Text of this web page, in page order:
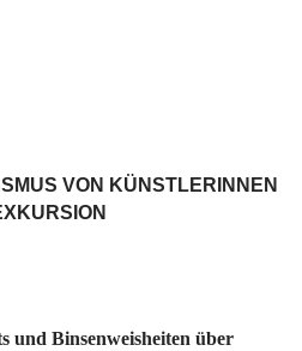
VON KÜNSTLERINNEN R
und Binsenweisheiten über